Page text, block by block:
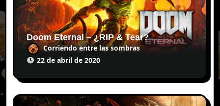
Doom Eternal – ¿RIP & Tear?
Corriendo entre las sombras
22 de abril de 2020